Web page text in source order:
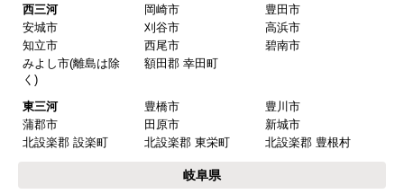
名古屋 名古屋市千種区
名古屋市東区
名古屋市北区
名古屋市西区
名古屋市中村区
名古屋市昭和区
名古屋市中川区